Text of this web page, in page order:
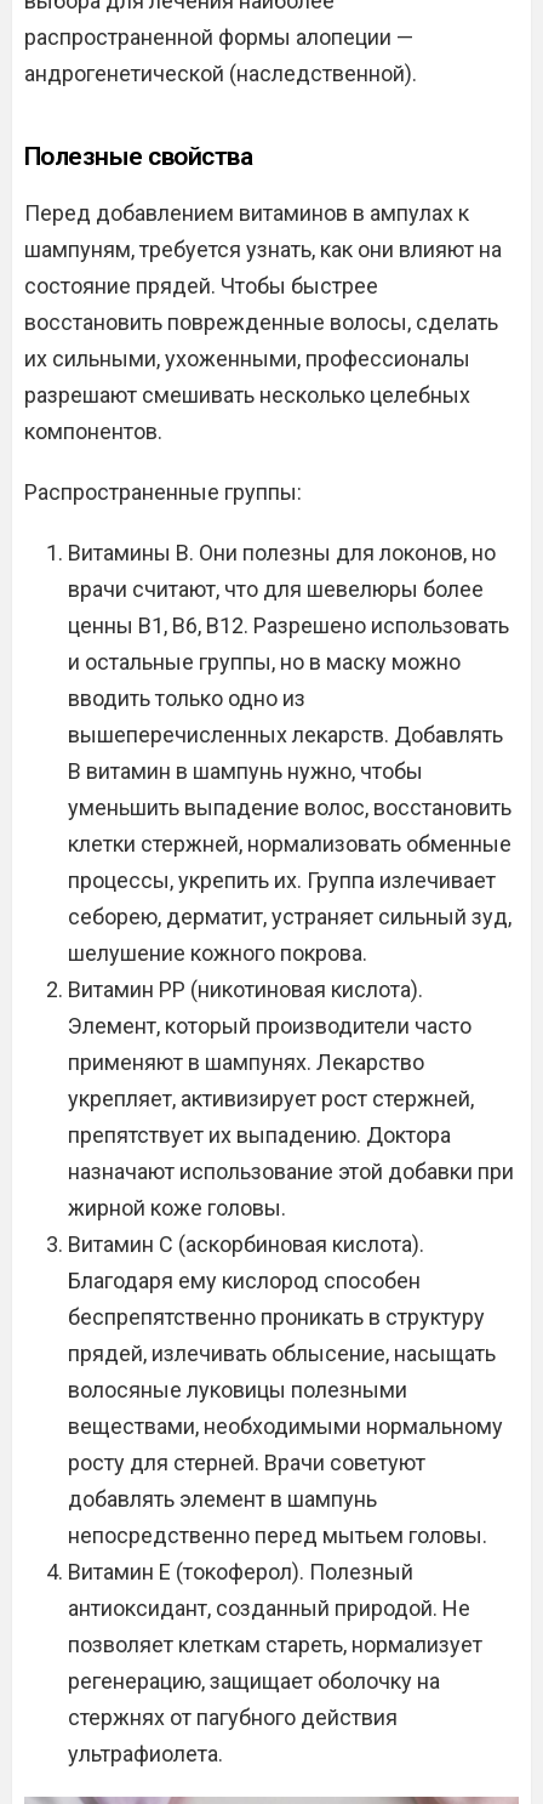
распространенной формы алопеции —
андрогенетической (наследственной).
Полезные свойства
Перед добавлением витаминов в ампулах к
шампуням, требуется узнать, как они влияют на
состояние прядей. Чтобы быстрее
восстановить поврежденные волосы, сделать
их сильными, ухоженными, профессионалы
разрешают смешивать несколько целебных
компонентов.
Распространенные группы:
Витамины В. Они полезны для локонов, но
врачи считают, что для шевелюры более
ценны В1, В6, В12. Разрешено использовать
и остальные группы, но в маску можно
вводить только одно из
вышеперечисленных лекарств. Добавлять
В витамин в шампунь нужно, чтобы
уменьшить выпадение волос, восстановить
клетки стержней, нормализовать обменные
процессы, укрепить их. Группа излечивает
себорею, дерматит, устраняет сильный зуд,
шелушение кожного покрова.
Витамин РР (никотиновая кислота).
Элемент, который производители часто
применяют в шампунях. Лекарство
укрепляет, активизирует рост стержней,
препятствует их выпадению. Доктора
назначают использование этой добавки при
жирной коже головы.
Витамин С (аскорбиновая кислота).
Благодаря ему кислород способен
беспрепятственно проникать в структуру
прядей, излечивать облысение, насыщать
волосяные луковицы полезными
веществами, необходимыми нормальному
росту для стерней. Врачи советуют
добавлять элемент в шампунь
непосредственно перед мытьем головы.
Витамин E (токоферол). Полезный
антиоксидант, созданный природой. Не
позволяет клеткам стареть, нормализует
регенерацию, защищает оболочку на
стержнях от пагубного действия
ультрафиолета.